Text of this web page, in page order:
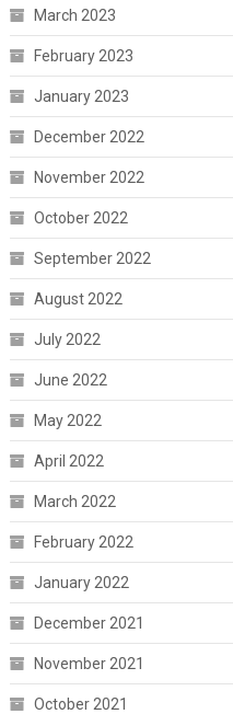
March 2023
February 2023
January 2023
December 2022
November 2022
October 2022
September 2022
August 2022
July 2022
June 2022
May 2022
April 2022
March 2022
February 2022
January 2022
December 2021
November 2021
October 2021